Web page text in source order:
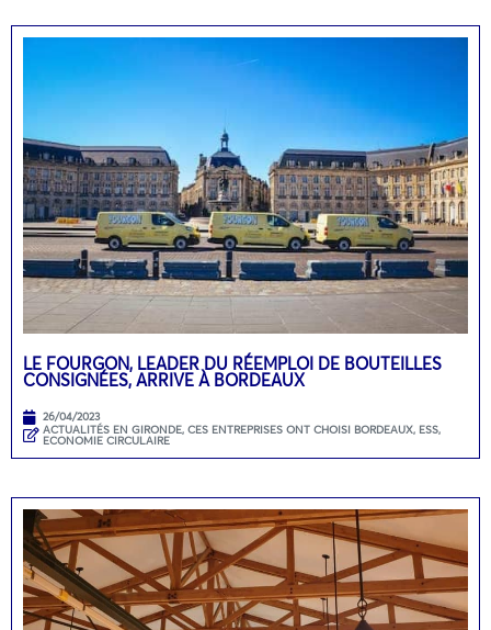
LE FOURGON, LEADER DU RÉEMPLOI DE BOUTEILLES
CONSIGNÉES, ARRIVE À BORDEAUX
26/04/2023
ACTUALITÉS EN GIRONDE, CES ENTREPRISES ONT CHOISI BORDEAUX, ESS,
ECONOMIE CIRCULAIRE